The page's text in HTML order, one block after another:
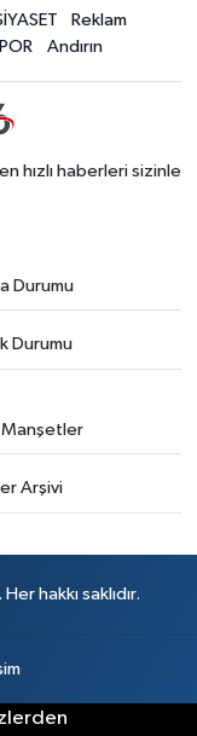
Yolda Sıcak
Reklam
Andırın
hızlı haberleri sizinle
Durumu
Durumu
Manşetler
Arşivi
hakkı saklıdır.